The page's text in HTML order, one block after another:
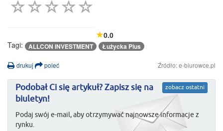
0.0
Tagi:
ALLCON INVESTMENT Łużycka Plus
drukuj poleć Źródło: e-biurowce.pl
zobacz ostatni
Podobał Ci się artykuł? Zapisz się na
biuletyn!
Podaj swój e-mail, aby otrzymywać najnowsze informacje z
rynku.